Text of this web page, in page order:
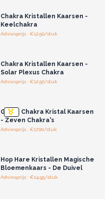
Chakra Kristallen Kaarsen -
Keelchakra
Adviesprijs : €12.50/stuk
Chakra Kristallen Kaarsen -
Solar Plexus Chakra
Adviesprijs : €12.50/stuk
Grote Chakra Kristal Kaarsen
- Zeven Chakra's
Adviesprijs : €17.00/stuk
Hop Hare Kristallen Magische
Bloemenkaars - De Duivel
Adviesprijs : €14.95/stuk